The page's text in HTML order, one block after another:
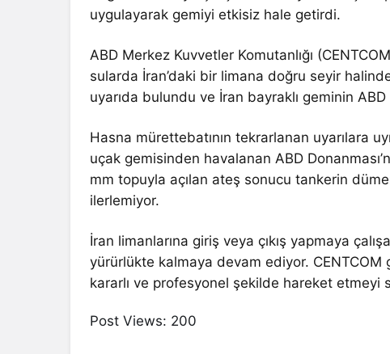
uygulayarak gemiyi etkisiz hale getirdi.
ABD Merkez Kuvvetler Komutanlığı
sularda İran’daki bir limana doğru seyir
uyarıda bulundu ve İran bayraklı geminin
Hasna mürettebatının tekrarlanan uyarılara
uçak gemisinden havalanan ABD
mm topuyla açılan ateş sonucu tankerin
ilerlemiyor.
İran limanlarına giriş veya çıkış yapmaya
yürürlükte kalmaya devam ediyor. CENTCOM
kararlı ve profesyonel şekilde hareket etmeyi
Post Views: 200